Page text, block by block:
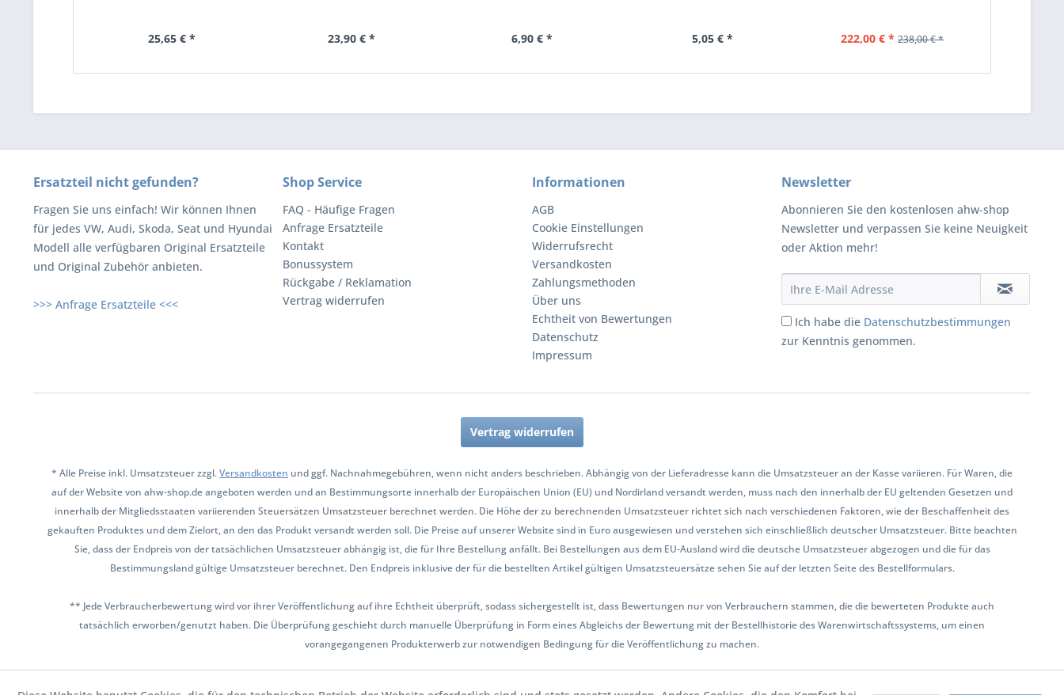
25,65 € * 23,90 € * 6,90 € * 5,05 € * 222,00 € * 238,00 € *
Ersatzteil nicht gefunden?
Fragen Sie uns einfach! Wir können Ihnen
für jedes VW, Audi, Skoda, Seat und Hyundai
Modell alle verfügbaren Original Ersatzteile
und Original Zubehör anbieten.
>>> Anfrage Ersatzteile <<<
Shop Service
FAQ - Häufige Fragen
Anfrage Ersatzteile
Kontakt
Bonussystem
Rückgabe / Reklamation
Vertrag widerrufen
Informationen
AGB
Cookie Einstellungen
Widerrufsrecht
Versandkosten
Zahlungsmethoden
Über uns
Echtheit von Bewertungen
Datenschutz
Impressum
Newsletter
Abonnieren Sie den kostenlosen ahw-shop
Newsletter und verpassen Sie keine Neuigkeit
oder Aktion mehr!
Ich habe die Datenschutzbestimmungen
zur Kenntnis genommen.
Vertrag widerrufen
* Alle Preise inkl. Umsatzsteuer zzgl.Versandkosten und ggf. Nachnahmegebühren, wenn nicht anders beschrieben. Abhängig von der Lieferadresse kann die Umsatzsteuer an der Kasse variieren. Für Waren, die
auf der Website von ahw-shop.de angeboten werden und an Bestimmungsorte innerhalb der Europäischen Union (EU) und Nordirland versandt werden, muss nach den innerhalb der EU geltenden Gesetzen und
innerhalb der Mitgliedsstaaten variierenden Steuersätzen Umsatzsteuer berechnet werden. Die Höhe der zu berechnenden Umsatzsteuer richtet sich nach verschiedenen Faktoren, wie der Beschaffenheit des
gekauften Produktes und dem Zielort, an den das Produkt versandt werden soll. Die Preise auf unserer Website sind in Euro ausgewiesen und verstehen sich einschließlich deutscher Umsatzsteuer. Bitte beachten
Sie, dass der Endpreis von der tatsächlichen Umsatzsteuer abhängig ist, die für Ihre Bestellung anfällt. Bei Bestellungen aus dem EU-Ausland wird die deutsche Umsatzsteuer abgezogen und die für das
Bestimmungsland gültige Umsatzsteuer berechnet. Den Endpreis inklusive der für die bestellten Artikel gültigen Umsatzsteuersätze sehen Sie auf der letzten Seite des Bestellformulars.
** Jede Verbraucherbewertung wird vor ihrer Veröffentlichung auf ihre Echtheit überprüft, sodass sichergestellt ist, dass Bewertungen nur von Verbrauchern stammen, die die bewerteten Produkte auch
tatsächlich erworben/genutzt haben. Die Überprüfung geschieht durch manuelle Überprüfung in Form eines Abgleichs der Bewertung mit der Bestellhistorie des Warenwirtschaftssystems, um einen
vorangegangenen Produkterwerb zur notwendigen Bedingung für die Veröffentlichung zu machen.